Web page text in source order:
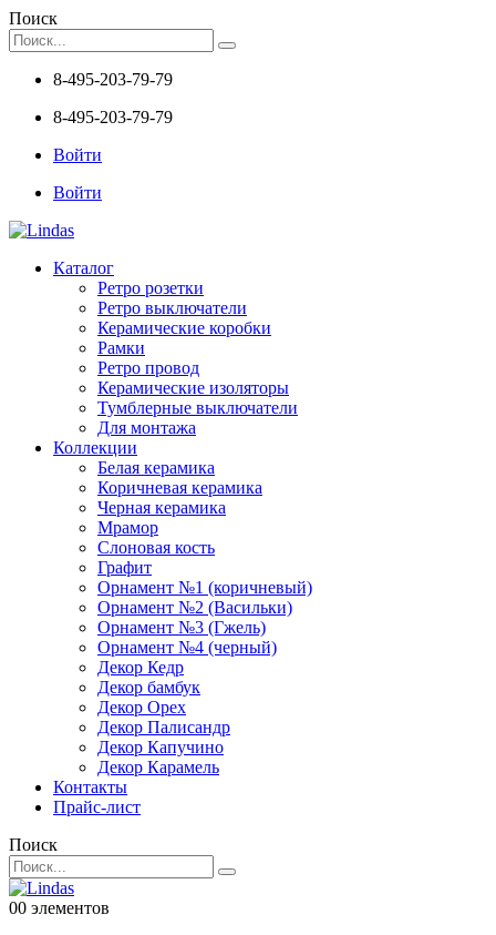
Поиск
8-495-203-79-79
8-495-203-79-79
Войти
Войти
Каталог
Ретро розетки
Ретро выключатели
Керамические коробки
Рамки
Ретро провод
Керамические изоляторы
Тумблерные выключатели
Для монтажа
Коллекции
Белая керамика
Коричневая керамика
Черная керамика
Мрамор
Слоновая кость
Графит
Орнамент №1 (коричневый)
Орнамент №2 (Васильки)
Орнамент №3 (Гжель)
Орнамент №4 (черный)
Декор Кедр
Декор бамбук
Декор Орех
Декор Палисандр
Декор Капучино
Декор Карамель
Контакты
Прайс-лист
Поиск
00 элементов